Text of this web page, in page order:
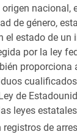
nacional,
de género,
el estado de un
por la ley
proporciona
de
leyes
de